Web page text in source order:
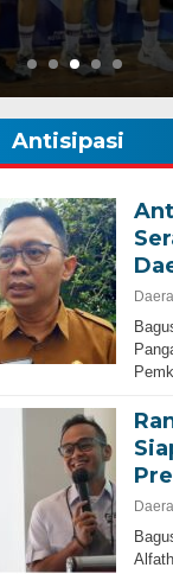
Antisipasi
Progresif dan